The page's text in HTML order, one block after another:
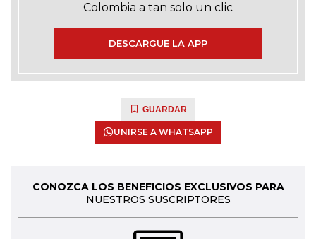
Colombia a tan solo un clic
DESCARGUE LA APP
GUARDAR
UNIRSE A WHATSAPP
CONOZCA LOS BENEFICIOS EXCLUSIVOS PARA
NUESTROS SUSCRIPTORES